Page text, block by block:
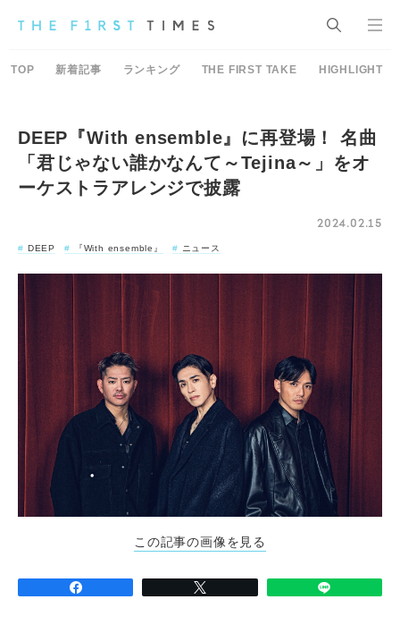
TOP 新着記事 ランキング THE FIRST TAKE HIGHLIGHT
DEEP『With ensemble』に再登場！ 名曲
「君じゃない誰かなんて～Tejina～」をオ
ーケストラアレンジで披露
2024.02.15
DEEP 『With ensemble』 ニュース
この記事の画像を見る